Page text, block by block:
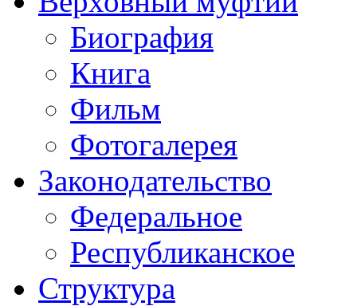
Биография
Книга
Фильм
Фотогалерея
Законодательство
Федеральное
Республиканское
Структура